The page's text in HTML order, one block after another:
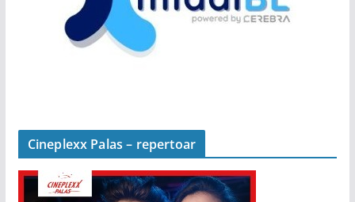
Cineplexx Palas – repertoar